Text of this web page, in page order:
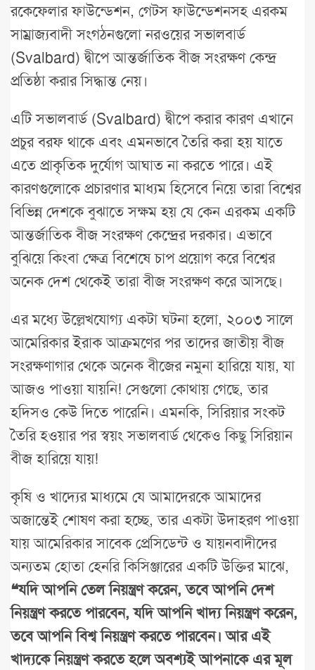
রকেফেলার ফাউন্ডেশন, গেটস ফাউন্ডেশনসহ এরকম
সাম্রাজ্যবাদী সংগঠনগুলো নরওয়ের সভালবার্ড
(Svalbard) দ্বীপে আন্তর্জাতিক বীজ সংরক্ষণ কেন্দ্র
প্রতিষ্ঠা করার সিদ্ধান্ত নেয়।
এটি সভালবার্ড (Svalbard) দ্বীপে করার কারণ এখানে
প্রচুর বরফ থাকে এবং এমনভাবে তৈরি করা হয় যাতে
এতে প্রাকৃতিক দুর্যোগ আঘাত না করতে পারে। এই
কারণগুলোকে প্রচারণার মাধ্যম হিসেবে নিয়ে তারা বিশ্বের
বিভিন্ন দেশকে বুঝাতে সক্ষম হয় যে কেন এরকম একটি
আন্তর্জাতিক বীজ সংরক্ষণ কেন্দ্রের দরকার। এভাবে
বুঝিয়ে কিংবা ক্ষেত্র বিশেষে চাপ প্রয়োগ করে বিশ্বের
অনেক দেশ থেকেই তারা বীজ সংরক্ষণ করে আসছে।
এর মধ্যে উল্লেখযোগ্য একটা ঘটনা হলো, ২০০৩ সালে
আমেরিকার ইরাক আক্রমণের পর তাদের জাতীয় বীজ
সংরক্ষণাগার থেকে অনেক বীজের নমুনা হারিয়ে যায়, যা
আজও পাওয়া যায়নি! সেগুলো কোথায় গেছে, তার
হদিসও কেউ দিতে পারেনি। এমনকি, সিরিয়ার সংকট
তৈরি হওয়ার পর স্বয়ং সভালবার্ড থেকেও কিছু সিরিয়ান
বীজ হারিয়ে যায়!
কৃষি ও খাদ্যের মাধ্যমে যে আমাদেরকে আমাদের
অজান্তেই শোষণ করা হচ্ছে, তার একটা উদাহরণ পাওয়া
যায় আমেরিকার সাবেক প্রেসিডেন্ট ও যায়নবাদীদের
অন্যতম হোতা হেনরি কিসিঞ্জারের একটি উক্তির মাঝে,
❝যদি আপনি তেল নিয়ন্ত্রণ করেন, তবে আপনি দেশ
নিয়ন্ত্রণ করতে পারবেন, যদি আপনি খাদ্য নিয়ন্ত্রণ করেন,
তবে আপনি বিশ্ব নিয়ন্ত্রণ করতে পারবেন। আর এই
খাদ্যকে নিয়ন্ত্রণ করতে হলে অবশ্যই আপনাকে এর মূল